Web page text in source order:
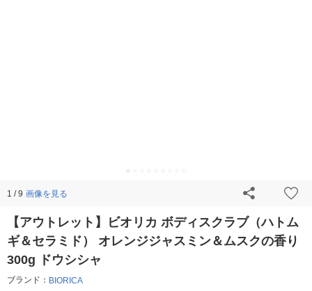
1 / 9 画像を見る
【アウトレット】ビオリカ ボディスクラブ（ハトム
ギ＆セラミド） オレンジジャスミン＆ムスクの香り
300g ドウシシャ
ブランド： BIORICA